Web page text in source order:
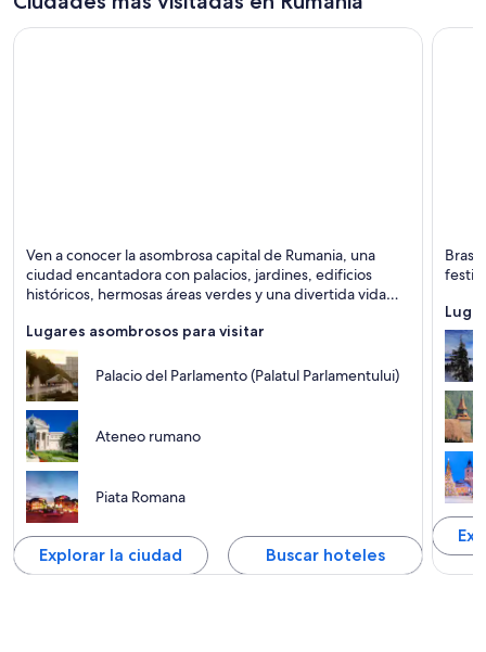
Histórico, Castillo y Museos
Ven a conocer la asombrosa capital de Rumania, una
ciudad encantadora con palacios, jardines, edificios
históricos, hermosas áreas verdes y una divertida vida
Lugares asombrosos para visitar
Palacio del Parlamento (Palatul Parlamentului)
Ateneo rumano
Piata Romana
Explorar la ciudad Buscar hoteles